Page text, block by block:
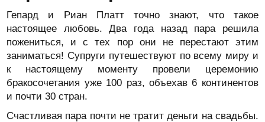
Гепард и Риан Платт точно знают, что такое
настоящее любовь. Два года назад пара решила
пожениться, и с тех пор они не перестают этим
заниматься! Супруги путешествуют по всему миру и
к настоящему моменту провели церемонию
бракосочетания уже 100 раз, объехав 6 континентов
и почти 30 стран.
Счастливая пара почти не тратит деньги на свадьбы.